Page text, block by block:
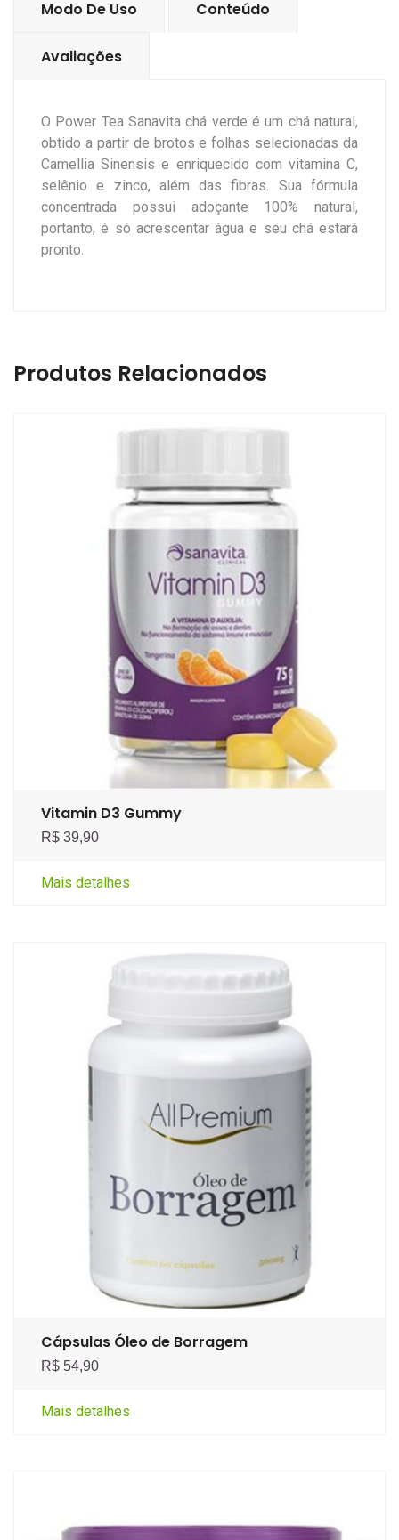
Modo De Uso Conteúdo
Avaliações
O Power Tea Sanavita chá verde é um chá natural,
obtido a partir de brotos e folhas selecionadas da
Camellia Sinensis e enriquecido com vitamina C,
selênio e zinco, além das fibras. Sua fórmula
concentrada possui adoçante 100% natural,
portanto, é só acrescentar água e seu chá estará
pronto.
Produtos Relacionados
Vitamin D3 Gummy
R$ 39,90
Mais detalhes
Cápsulas Óleo de Borragem
R$ 54,90
Mais detalhes